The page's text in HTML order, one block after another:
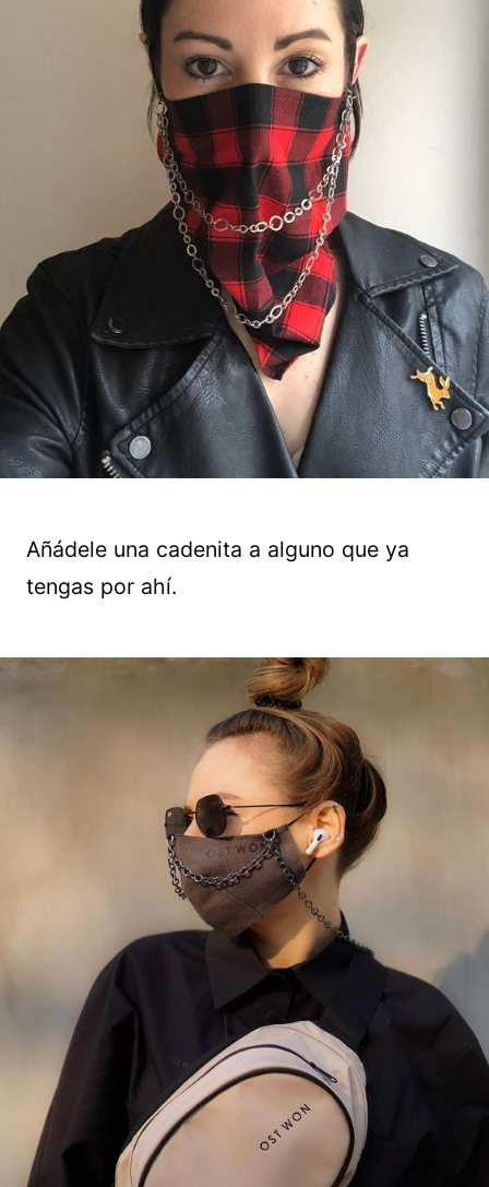
Añádele una cadenita a alguno que ya
tengas por ahí.